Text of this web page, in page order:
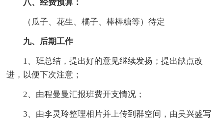
八、经费预算：
（瓜子、花生、橘子、棒棒糖等）待定
九、后期工作
1、班总结，提出好的意见继续发扬；提出缺点改
进，以便下次注意；
2、由程曼曼汇报班费开支情况；
3、由李灵玲整理相片并上传到群空间，由吴兴盛写